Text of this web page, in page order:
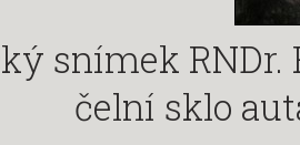
snímek RNDr.
čelní sklo